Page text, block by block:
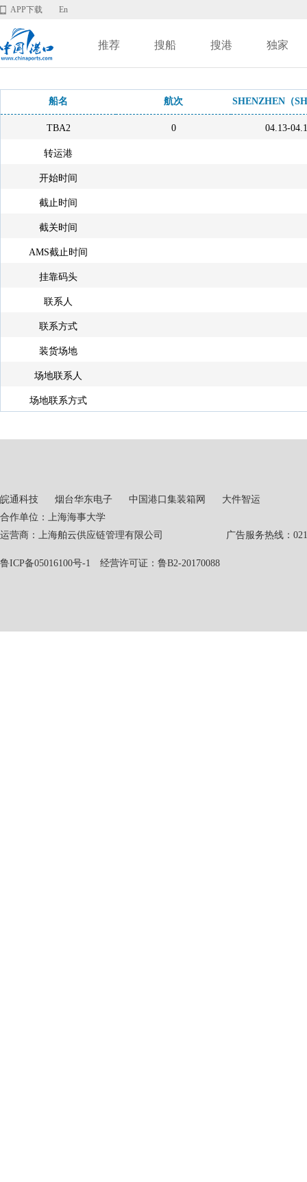
APP下载 En
推荐 搜船 搜港 独家
船名 航次 SHENZHEN（
TBA2 0 04.13-
转运港
开始时间
截止时间
截关时间
AMS截止时间
挂靠码头
联系人
联系方式
装货场地
场地联系人
场地联系方式
皖通科技 烟台华东电子 中国港口集装箱网
大件智运
合作单位：上海海事大学
运营商：上海舶云供应链管理有限公司 广告服务热线：021-
鲁ICP备05016100号-1 经营许可证：鲁B2-20170088